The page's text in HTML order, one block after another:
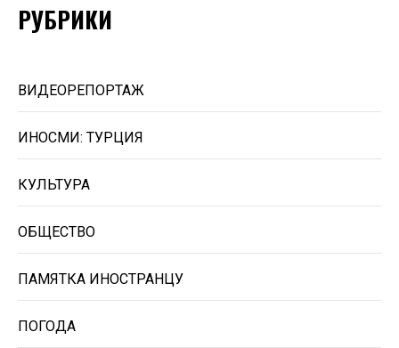
РУБРИКИ
ВИДЕОРЕПОРТАЖ
ИНОСМИ: ТУРЦИЯ
КУЛЬТУРА
ОБЩЕСТВО
ПАМЯТКА ИНОСТРАНЦУ
ПОГОДА